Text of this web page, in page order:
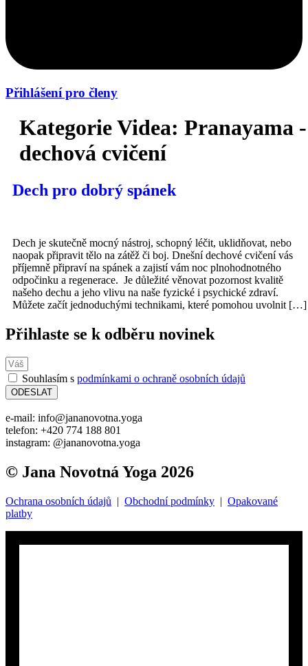
Přihlášení pro členy
Kategorie Videa: Pranayama -
dechová cvičení
Dech pro dobrý spánek
Dech je skutečně mocný nástroj, schopný léčit, uklidňovat, nebo
naopak připravit tělo na zátěž či boj. Dnešní dechové cvičení vás
příjemně připraví na spánek a zajistí vám noc plnohodnotného
odpočinku a regenerace. Je důležité věnovat pozornost kvalitě
našeho dechu a jeho vlivu na naše fyzické i psychické zdraví.
Můžete začít jednoduchými technikami, které pomohou uvolnit […]
Přihlaste se k odběru novinek
Souhlasím s podmínkami o ochraně osobních údajů
ODESLAT
e-mail: info@jananovotna.yoga
telefon: +420 774 188 801
instagram: @jananovotna.yoga
© Jana Novotná Yoga 2026
Ochrana osobních údajů | Obchodní podmínky | Opakované
platby